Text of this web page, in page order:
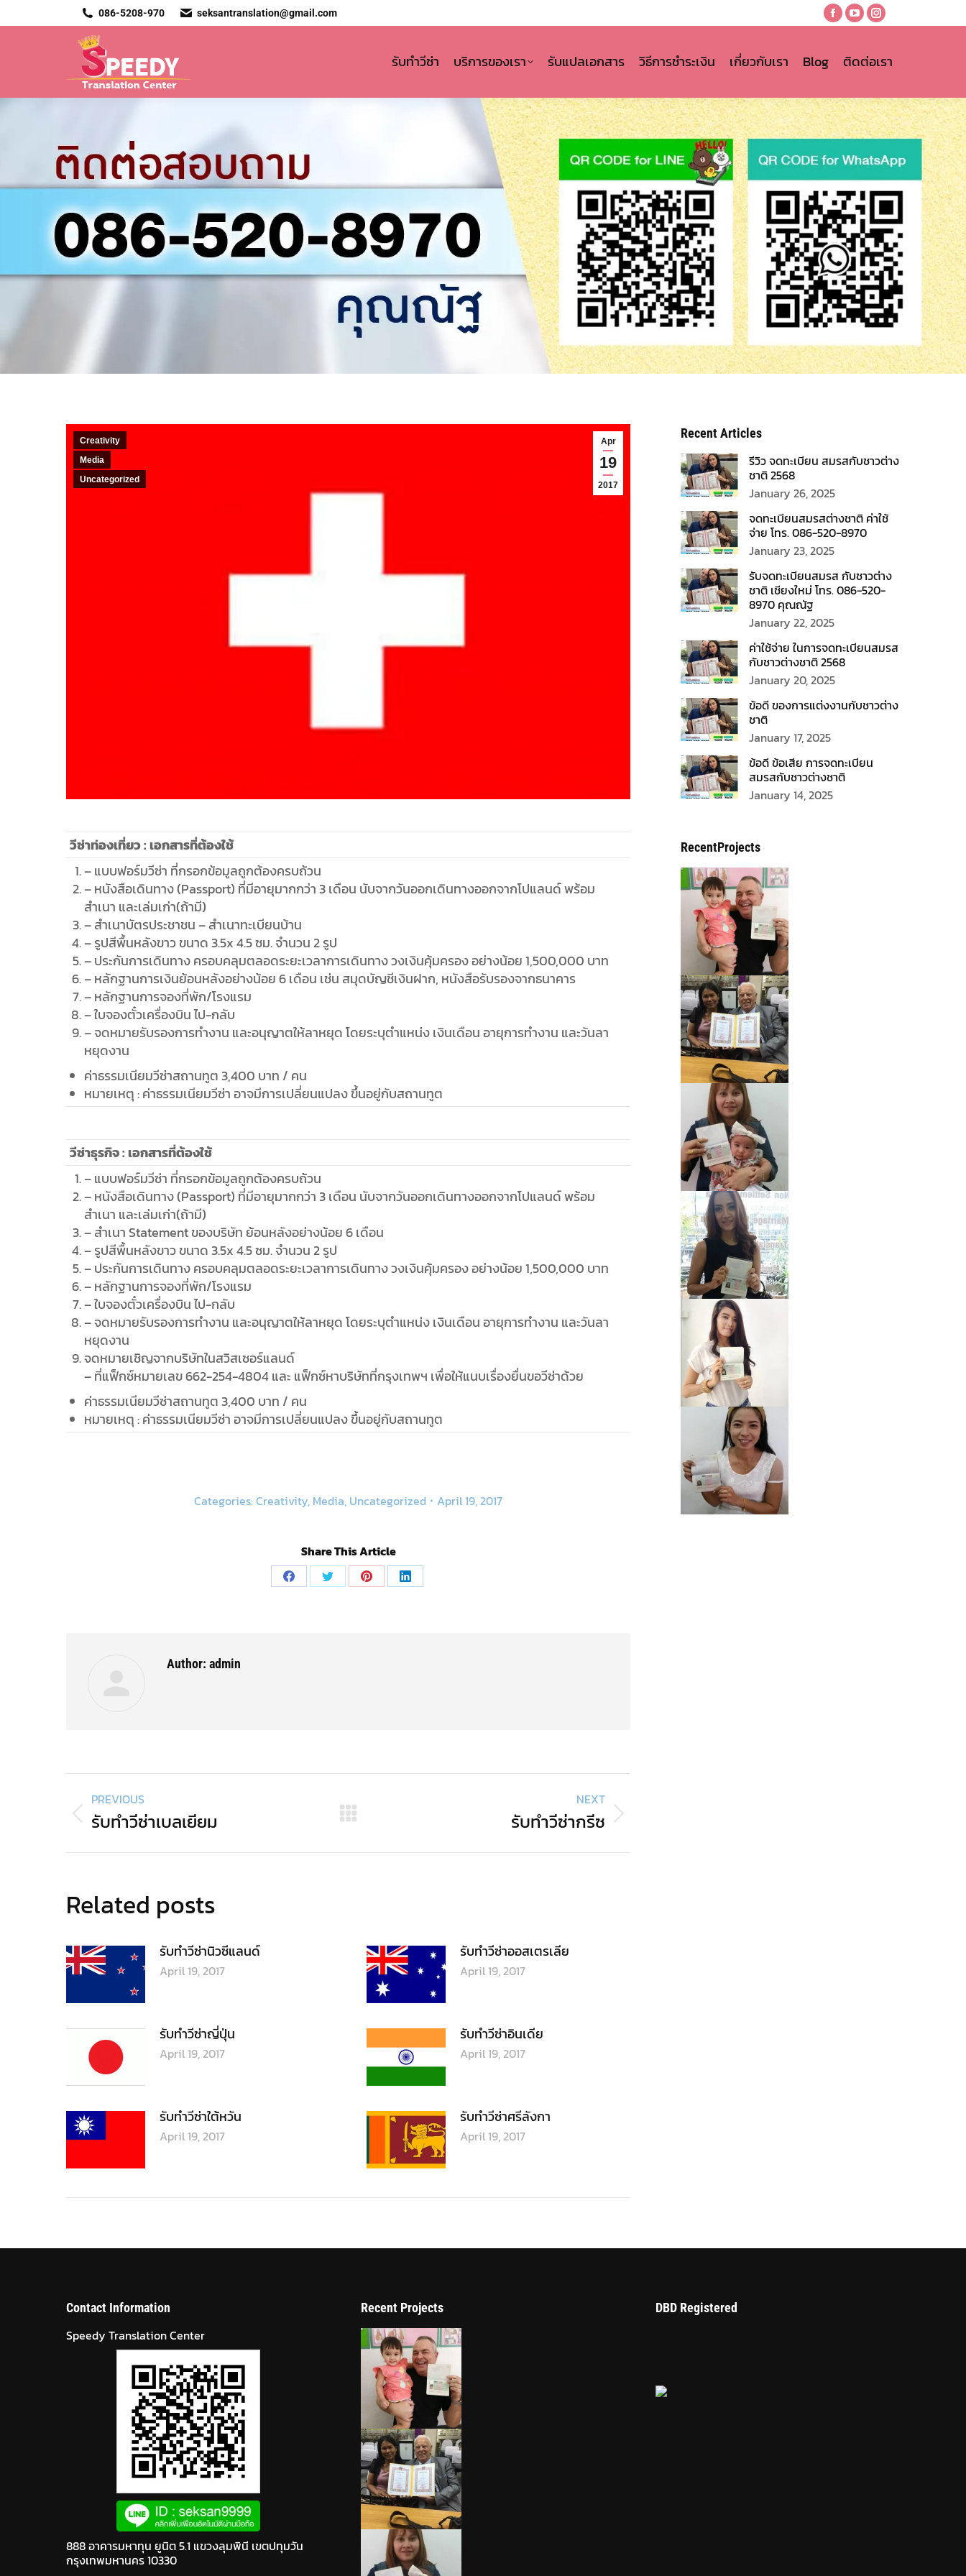
086-5208-970 seksantranslation@gmail.com
Facebook
opens
new
window
YouTube
opens
new
window
Instagram
opens
new
window
รับทำวีซ่า บริการของเรา รับแปลเอกสาร วิธีการชำระเงิน เกี่ยวกับเรา Blog ติดต่อเรา
Apr
19
2017
Creativity
Media
Uncategorized
วีซ่าท่องเที่ยว : เอกสารที่ต้องใช้
– แบบฟอร์มวีซ่า ที่กรอกข้อมูลถูกต้องครบถ้วน
– หนังสือเดินทาง (Passport) ที่มีอายุมากกว่า 3 เดือน นับจากวันออกเดินทางออกจากโปแลนด์ พร้อม
สำเนา และเล่มเก่า(ถ้ามี)
– สำเนาบัตรประชาชน – สำเนาทะเบียนบ้าน
– รูปสีพื้นหลังขาว ขนาด 3.5x 4.5 ซม. จำนวน 2 รูป
– ประกันการเดินทาง ครอบคลุมตลอดระยะเวลาการเดินทาง วงเงินคุ้มครอง อย่างน้อย 1,500,000 บาท
– หลักฐานการเงินย้อนหลังอย่างน้อย 6 เดือน เช่น สมุดบัญชีเงินฝาก, หนังสือรับรองจากธนาคาร
– หลักฐานการจองที่พัก/โรงแรม
– ใบจองตั๋วเครื่องบิน ไป-กลับ
– จดหมายรับรองการทำงาน และอนุญาตให้ลาหยุด โดยระบุตำแหน่ง เงินเดือน อายุการทำงาน และวันลา
หยุดงาน
ค่าธรรมเนียมวีซ่าสถานทูต 3,400 บาท / คน
หมายเหตุ : ค่าธรรมเนียมวีซ่า อาจมีการเปลี่ยนแปลง ขึ้นอยู่กับสถานทูต
วีซ่าธุรกิจ : เอกสารที่ต้องใช้
– แบบฟอร์มวีซ่า ที่กรอกข้อมูลถูกต้องครบถ้วน
– หนังสือเดินทาง (Passport) ที่มีอายุมากกว่า 3 เดือน นับจากวันออกเดินทางออกจากโปแลนด์ พร้อม
สำเนา และเล่มเก่า(ถ้ามี)
– สำเนา Statement ของบริษัท ย้อนหลังอย่างน้อย 6 เดือน
– รูปสีพื้นหลังขาว ขนาด 3.5x 4.5 ซม. จำนวน 2 รูป
– ประกันการเดินทาง ครอบคลุมตลอดระยะเวลาการเดินทาง วงเงินคุ้มครอง อย่างน้อย 1,500,000 บาท
– หลักฐานการจองที่พัก/โรงแรม
– ใบจองตั๋วเครื่องบิน ไป-กลับ
– จดหมายรับรองการทำงาน และอนุญาตให้ลาหยุด โดยระบุตำแหน่ง เงินเดือน อายุการทำงาน และวันลา
หยุดงาน
จดหมายเชิญจากบริษัทในสวิสเซอร์แลนด์
– ที่แฟ็กซ์หมายเลข 662-254-4804 และ แฟ็กซ์หาบริษัทที่กรุงเทพฯ เพื่อให้แนบเรื่องยื่นขอวีซ่าด้วย
ค่าธรรมเนียมวีซ่าสถานทูต 3,400 บาท / คน
หมายเหตุ : ค่าธรรมเนียมวีซ่า อาจมีการเปลี่ยนแปลง ขึ้นอยู่กับสถานทูต
Categories: Creativity, Media, Uncategorized April 19, 2017
Share This Article
Share Share Share Share
Author: admin
Post
navigation
PREVIOUS
Previous
รับทำวีซ่าเบลเยียม
NEXT
รับทำวีซ่ากรีซ
Related posts
รับทำวีซ่านิวซีแลนด์
April 19, 2017
รับทำวีซ่าออสเตรเลีย
April 19, 2017
รับทำวีซ่าญี่ปุ่น
April 19, 2017
รับทำวีซ่าอินเดีย
April 19, 2017
รับทำวีซ่าใต้หวัน
April 19, 2017
รับทำวีซ่าศรีลังกา
April 19, 2017
Recent Articles
รีวิว จดทะเบียน สมรสกับชาวต่าง
ชาติ 2568
January 26, 2025
จดทะเบียนสมรสต่างชาติ ค่าใช้
จ่าย โทร. 086-520-8970
January 23, 2025
รับจดทะเบียนสมรส กับชาวต่าง
ชาติ เชียงใหม่ โทร. 086-520-
8970 คุณณัฐ
January 22, 2025
ค่าใช้จ่าย ในการจดทะเบียนสมรส
กับชาวต่างชาติ 2568
January 20, 2025
ข้อดี ของการแต่งงานกับชาวต่าง
ชาติ
January 17, 2025
ข้อดี ข้อเสีย การจดทะเบียน
สมรสกับชาวต่างชาติ
January 14, 2025
RecentProjects
Contact Information
Speedy Translation Center
888 อาคารมหาทุน ยูนิต 5.1 แขวงลุมพินี เขตปทุมวัน
กรุงเทพมหานคร 10330
Recent Projects DBD Registered